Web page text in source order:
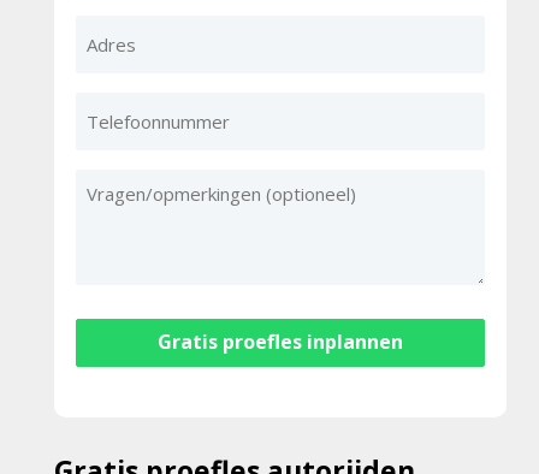
Vragen/opmerkingen